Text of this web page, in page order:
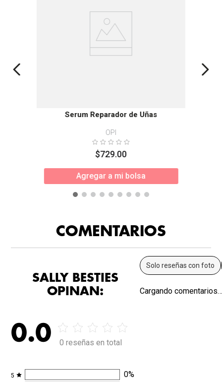
Serum Reparador de Uñas
OPI
$729.00
Agregar a mi bolsa
COMENTARIOS
SALLY BESTIES
OPINAN:
0.0 0 reseñas en total
5 0%
Solo reseñas con foto
Cargando